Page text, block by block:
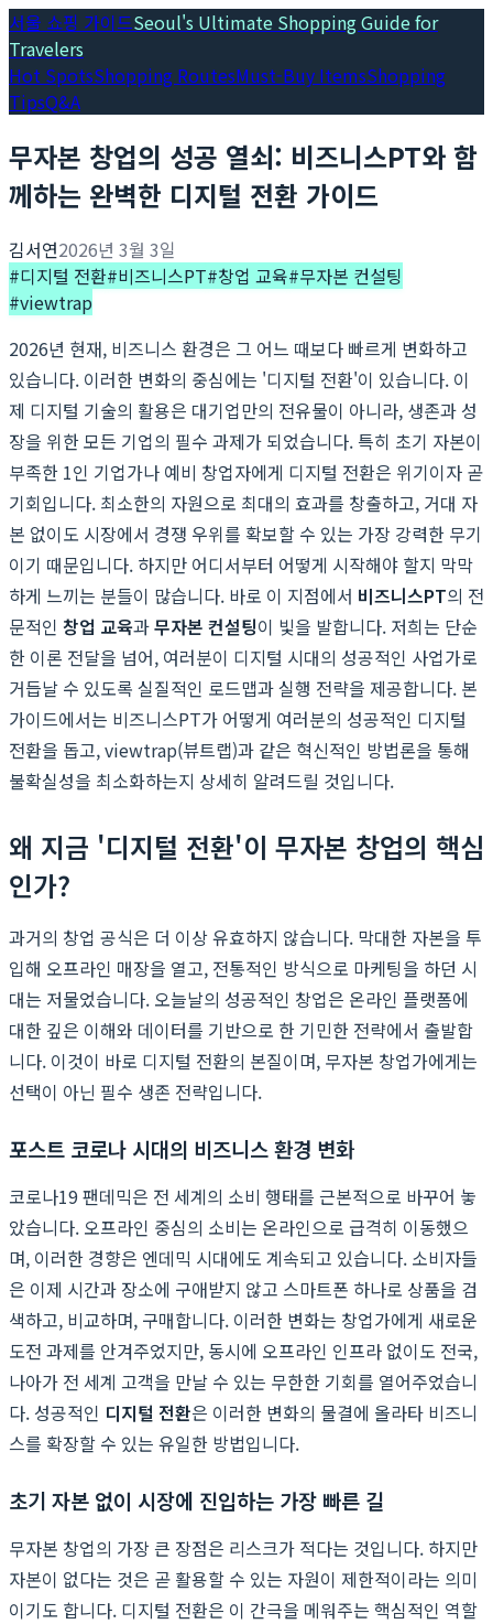
서울 쇼핑 가이드Seoul's Ultimate Shopping Guide for
Travelers
Hot SpotsShopping RoutesMust-Buy ItemsShopping
TipsQ&A
무자본 창업의 성공 열쇠: 비즈니스PT와 함
께하는 완벽한 디지털 전환 가이드
김서연2026년 3월 3일
#디지털 전환#비즈니스PT#창업 교육#무자본 컨설팅
#viewtrap
2026년 현재, 비즈니스 환경은 그 어느 때보다 빠르게 변화하고
있습니다. 이러한 변화의 중심에는 '디지털 전환'이 있습니다. 이
제 디지털 기술의 활용은 대기업만의 전유물이 아니라, 생존과 성
장을 위한 모든 기업의 필수 과제가 되었습니다. 특히 초기 자본이
부족한 1인 기업가나 예비 창업자에게 디지털 전환은 위기이자 곧
기회입니다. 최소한의 자원으로 최대의 효과를 창출하고, 거대 자
본 없이도 시장에서 경쟁 우위를 확보할 수 있는 가장 강력한 무기
이기 때문입니다. 하지만 어디서부터 어떻게 시작해야 할지 막막
하게 느끼는 분들이 많습니다. 바로 이 지점에서 비즈니스PT의 전
문적인 창업 교육과무자본 컨설팅이 빛을 발합니다. 저희는 단순
한 이론 전달을 넘어, 여러분이 디지털 시대의 성공적인 사업가로
거듭날 수 있도록 실질적인 로드맵과 실행 전략을 제공합니다. 본
가이드에서는 비즈니스PT가 어떻게 여러분의 성공적인 디지털
전환을 돕고, viewtrap(뷰트랩)과 같은 혁신적인 방법론을 통해
불확실성을 최소화하는지 상세히 알려드릴 것입니다.
왜 지금 '디지털 전환'이 무자본 창업의 핵심
인가?
과거의 창업 공식은 더 이상 유효하지 않습니다. 막대한 자본을 투
입해 오프라인 매장을 열고, 전통적인 방식으로 마케팅을 하던 시
대는 저물었습니다. 오늘날의 성공적인 창업은 온라인 플랫폼에
대한 깊은 이해와 데이터를 기반으로 한 기민한 전략에서 출발합
니다. 이것이 바로 디지털 전환의 본질이며, 무자본 창업가에게는
선택이 아닌 필수 생존 전략입니다.
포스트 코로나 시대의 비즈니스 환경 변화
코로나19 팬데믹은 전 세계의 소비 행태를 근본적으로 바꾸어 놓
았습니다. 오프라인 중심의 소비는 온라인으로 급격히 이동했으
며, 이러한 경향은 엔데믹 시대에도 계속되고 있습니다. 소비자들
은 이제 시간과 장소에 구애받지 않고 스마트폰 하나로 상품을 검
색하고, 비교하며, 구매합니다. 이러한 변화는 창업가에게 새로운
도전 과제를 안겨주었지만, 동시에 오프라인 인프라 없이도 전국,
나아가 전 세계 고객을 만날 수 있는 무한한 기회를 열어주었습니
다. 성공적인 디지털 전환은 이러한 변화의 물결에 올라타 비즈니
스를 확장할 수 있는 유일한 방법입니다.
초기 자본 없이 시장에 진입하는 가장 빠른 길
무자본 창업의 가장 큰 장점은 리스크가 적다는 것입니다. 하지만
자본이 없다는 것은 곧 활용할 수 있는 자원이 제한적이라는 의미
이기도 합니다. 디지털 전환은 이 간극을 메워주는 핵심적인 역할